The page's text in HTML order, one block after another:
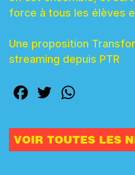
force à tous les élèves
Une proposition
streaming depuis PTR
Facebook
Twitter
VOIR TOUTES LES